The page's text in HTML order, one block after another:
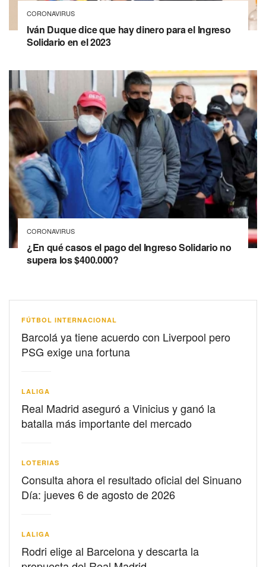
CORONAVIRUS
Iván Duque dice que hay dinero para el Ingreso
Solidario en el 2023
CORONAVIRUS
¿En qué casos el pago del Ingreso Solidario no
supera los $400.000?
FÚTBOL INTERNACIONAL
Barcolá ya tiene acuerdo con Liverpool pero
PSG exige una fortuna
LALIGA
Real Madrid aseguró a Vinicius y ganó la
batalla más importante del mercado
LOTERIAS
Consulta ahora el resultado oficial del Sinuano
Día: jueves 6 de agosto de 2026
LALIGA
Rodri elige al Barcelona y descarta la